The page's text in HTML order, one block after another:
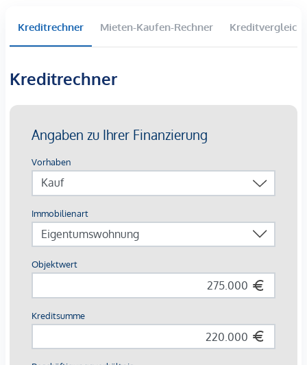
Materialien sprechen eine breite Zielgruppe an – von
Wohnkomfort, sondern auch für langfristige Werthaltigkeit
Kaufpreise der Vorsorgewohnungen
von EUR 269.000,- bis EUR 775.000,- netto zzgl. 20% USt.
von ca. EUR 17,50 bis EUR 20,00 netto/m²
3% Kundenprovision
Fertigstellung: bereits erfolgt
Für diese Wohnung übernimmt der Verkäufer die
Grundbucheintragungs- sowie Pfandrechtsgebühr! Jetzt
Kreditrechner Mieten-Kaufen-Rechner Kreditvergleich
Kreditrechner